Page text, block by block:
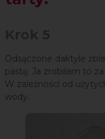
Odsączone daktyle
pastę. Ja zrobiłam to
W zależności od
wody.